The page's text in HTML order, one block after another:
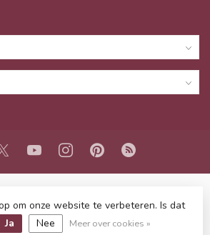
- Powered byLightspeed-
design
Dyvelopment
om onze website te verbeteren. Is dat
Ja Nee Meer over cookies »